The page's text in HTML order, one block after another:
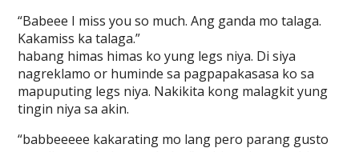
“Babeee I miss you so much. Ang ganda mo talaga.
Kakamiss ka talaga.”
habang himas himas ko yung legs niya. Di siya
nagreklamo or huminde sa pagpapakasasa ko sa
mapuputing legs niya. Nakikita kong malagkit yung
tingin niya sa akin.
“babbeeeee kakarating mo lang pero parang gusto